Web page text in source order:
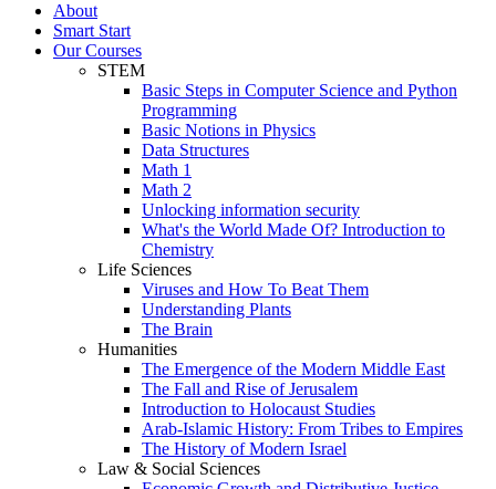
About
Smart Start
Our Courses
STEM
Basic Steps in Computer Science and Python
Programming
Basic Notions in Physics
Data Structures
Math 1
Math 2
Unlocking information security
What's the World Made Of? Introduction to
Chemistry
Life Sciences
Viruses and How To Beat Them
Understanding Plants
The Brain
Humanities
The Emergence of the Modern Middle East
The Fall and Rise of Jerusalem
Introduction to Holocaust Studies
Arab-Islamic History: From Tribes to Empires
The History of Modern Israel
Law & Social Sciences